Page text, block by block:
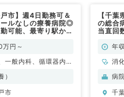
戸市】週4日勤務可＆
ルなしの療養病院◎
可能、最寄り駅から
円～
一般内科、循環器内
内科、消化器内科、腎
）
市
【千
の総合
当直回
年
消
病
千